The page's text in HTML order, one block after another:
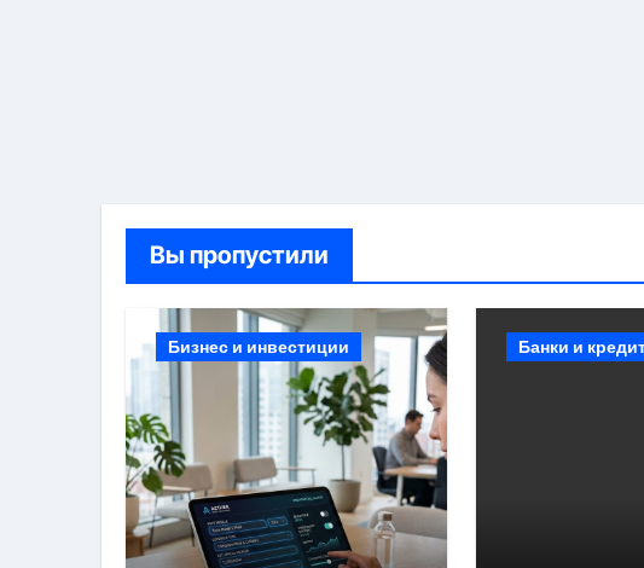
Вы пропустили
Бизнес и инвестиции Банки и